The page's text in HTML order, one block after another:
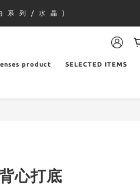
系 列 / 水 晶 )
product SELECTED ITEMS
心打底